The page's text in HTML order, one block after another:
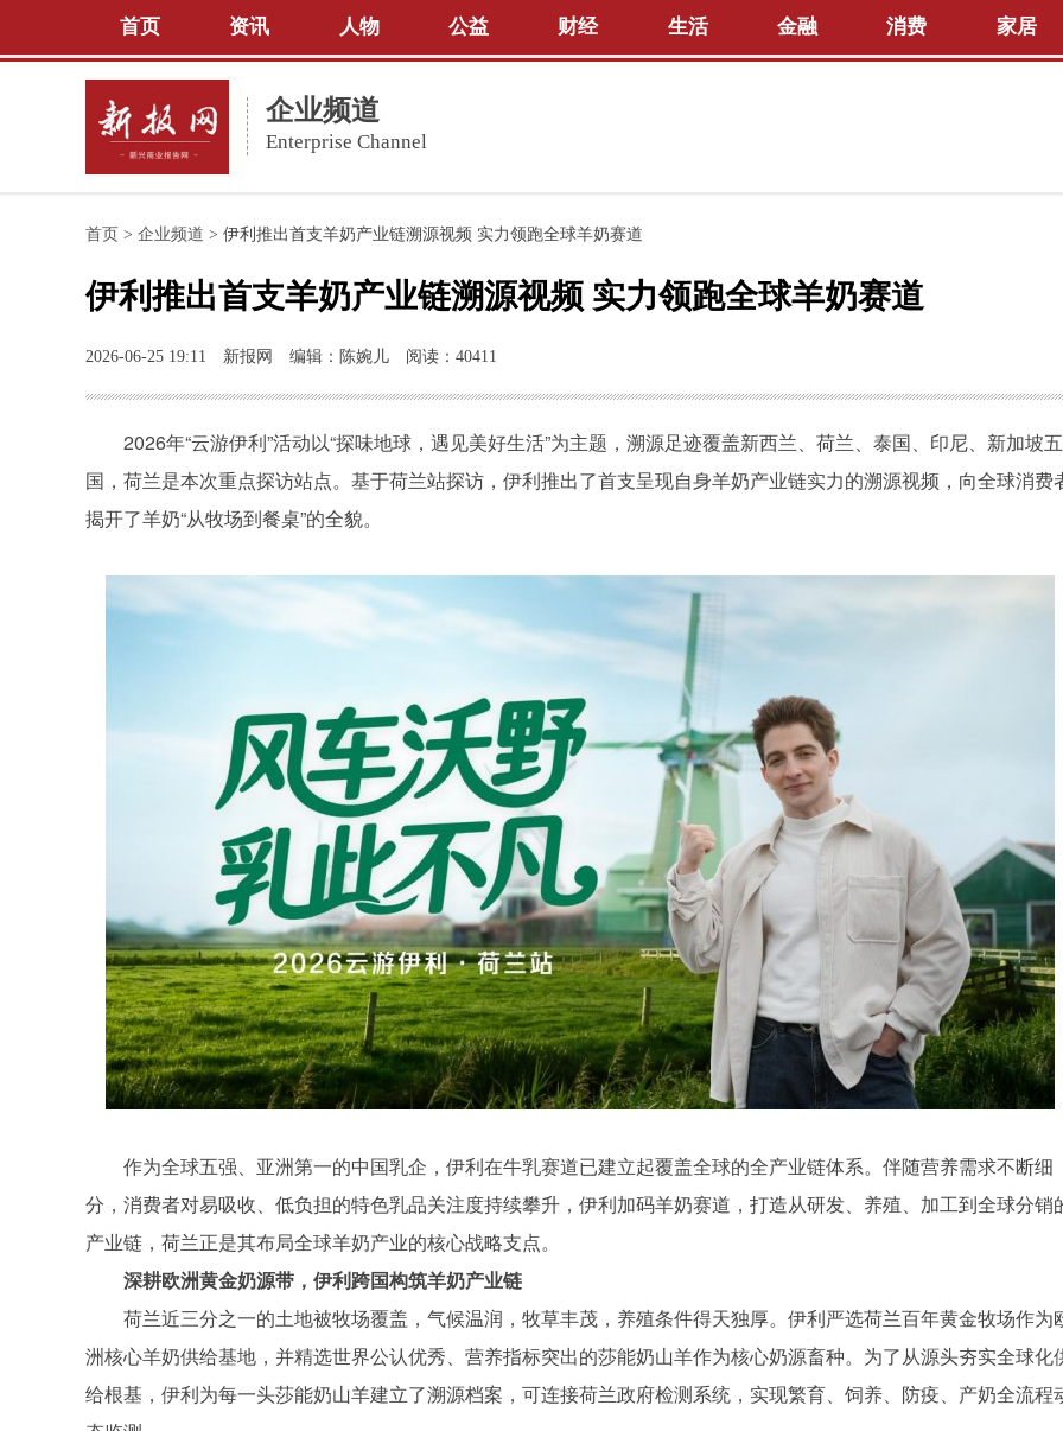
首页 资讯 人物 公益 财经 生活 金融 消费 家居
企业频道
Enterprise Channel
首页 > 企业频道 > 伊利推出首支羊奶产业链溯源视频 实力领跑全球羊奶赛道
伊利推出首支羊奶产业链溯源视频 实力领跑全球羊奶赛道
2026-06-25 19:11 新报网 编辑：陈婉儿 阅读：40411
2026年“云游伊利”活动以“探味地球，遇见美好生活”为主题，溯源足迹覆盖新西兰、荷兰、泰国、印尼、新加坡五
国，荷兰是本次重点探访站点。基于荷兰站探访，伊利推出了首支呈现自身羊奶产业链实力的溯源视频，向全球消费
揭开了羊奶“从牧场到餐桌”的全貌。
作为全球五强、亚洲第一的中国乳企，伊利在牛乳赛道已建立起覆盖全球的全产业链体系。伴随营养需求不断细
分，消费者对易吸收、低负担的特色乳品关注度持续攀升，伊利加码羊奶赛道，打造从研发、养殖、加工到全球分销
产业链，荷兰正是其布局全球羊奶产业的核心战略支点。
深耕欧洲黄金奶源带 ，伊利跨国构筑羊奶产业链
荷兰近三分之一的土地被牧场覆盖，气候温润，牧草丰茂，养殖条件得天独厚。伊利严选荷兰百年黄金牧场作为
洲核心羊奶供给基地，并精选世界公认优秀、营养指标突出的莎能奶山羊作为核心奶源畜种。为了从源头夯实全球化
给根基，伊利为每一头莎能奶山羊建立了溯源档案，可连接荷兰政府检测系统，实现繁育、饲养、防疫、产奶全流程